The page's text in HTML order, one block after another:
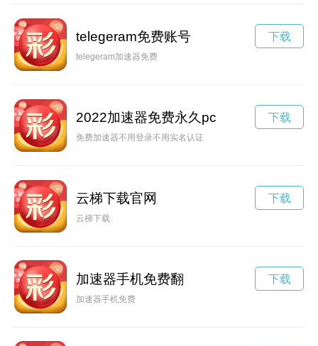
telegeram免费账号
telegeram加速器免费
下载
2022加速器免费永久pc
免费加速器不用登录不用实名认证
下载
云梯下载官网
云梯下载
下载
加速器手机免费翻
加速器手机免费
下载